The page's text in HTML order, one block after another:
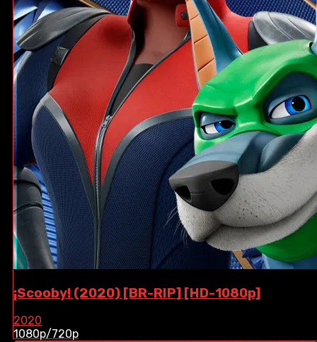
¡Scooby! (2020) [BR-RIP] [HD-1080p]
2020
1080p/720p